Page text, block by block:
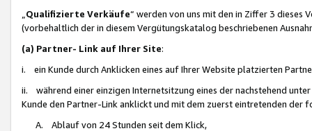
Qualifizierte Verkäufe“ werden von uns mit den in Ziffer 3
(vorbehaltlich der in diesem Vergütungskatalog beschriebenen
(a) Partner- Link auf Ihrer Site:
i. ein Kunde durch Anklicken eines auf Ihrer Website platzierten
ii. während einer einzigen Internetsitzung eines der nachstehend
Kunde den Partner-Link anklickt und mit dem zuerst eintretenden der
A. Ablauf von 24 Stunden seit dem Klick,